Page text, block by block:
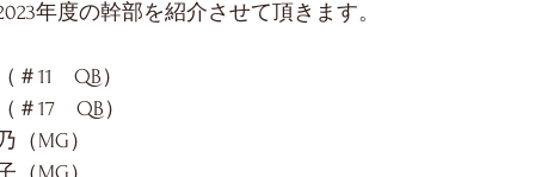
年度の幹部を紹介させて頂きます。
11　QB）
17　QB）
（MG）